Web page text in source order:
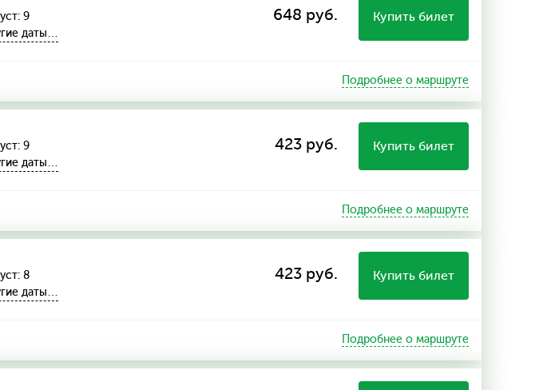
9
даты…
648 руб. Купить билет
Подробнее о маршруте
9
даты…
423 руб. Купить билет
Подробнее о маршруте
8
даты…
423 руб. Купить билет
Подробнее о маршруте